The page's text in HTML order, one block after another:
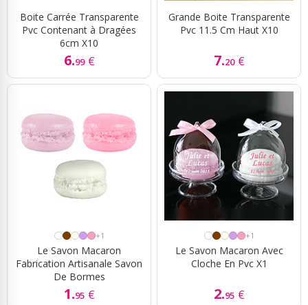
Boite Carrée Transparente
Pvc Contenant à Dragées
6cm X10
6.99 €
Grande Boite Transparente
Pvc 11.5 Cm Haut X10
7.20 €
+1
Le Savon Macaron
Fabrication Artisanale Savon
De Bormes
1.95 €
+1
Le Savon Macaron Avec
Cloche En Pvc X1
2.95 €